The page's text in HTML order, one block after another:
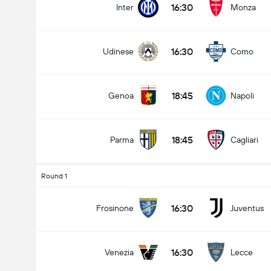
Inter 16:30 Monza
Udinese 16:30 Como
Genoa 18:45 Napoli
Parma 18:45 Cagliari
Round 1
Frosinone 16:30 Juventus
Venezia 16:30 Lecce